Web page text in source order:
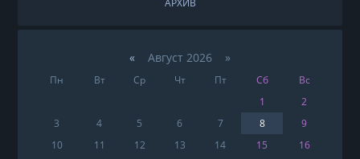
АРХИВ
«Август 2026 »
Пн Вт Ср Чт Пт Сб
Вс
1
2
3
4 5 6 7 8
9
10
11 12 13 14 15
16